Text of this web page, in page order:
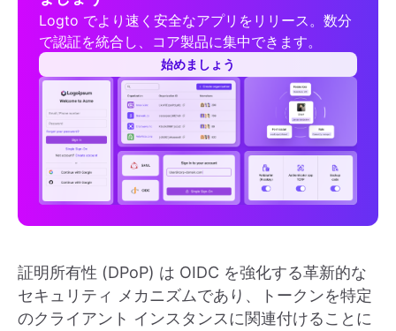
Logto でより速く安全なアプリをリリース。数分
で認証を統合し、コア製品に集中できます。
始めましょう
証明所有性 (DPoP) は OIDC を強化する革新的な
セキュリティ メカニズムであり、トークンを特定
のクライアント インスタンスに関連付けることに